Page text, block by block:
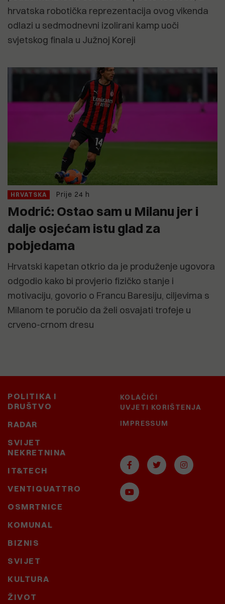
hrvatska robotička reprezentacija ovog vikenda
odlazi u sedmodnevni izolirani kamp uoči
svjetskog finala u Južnoj Koreji
HRVATSKA Prije 24 h
Modrić: Ostao sam u Milanu jer i
dalje osjećam istu glad za
pobjedama
Hrvatski kapetan otkrio da je produženje ugovora
odgodio kako bi provjerio fizičko stanje i
motivaciju, govorio o Francu Baresiju, ciljevima s
Milanom te poručio da želi osvajati trofeje u
crveno-crnom dresu
POLITIKA I
DRUŠTVO
RADAR
SVIJET
NEKRETNINA
IT&TECH
VENTIQUATTRO
OSMRTNICE
KOMUNAL
BIZNIS
SVIJET
KULTURA
ŽIVOT
KOLAČIĆI
UVJETI KORIŠTENJA
IMPRESSUM